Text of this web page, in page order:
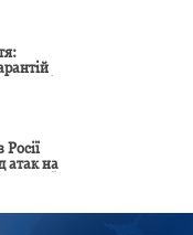
від
атак на
України